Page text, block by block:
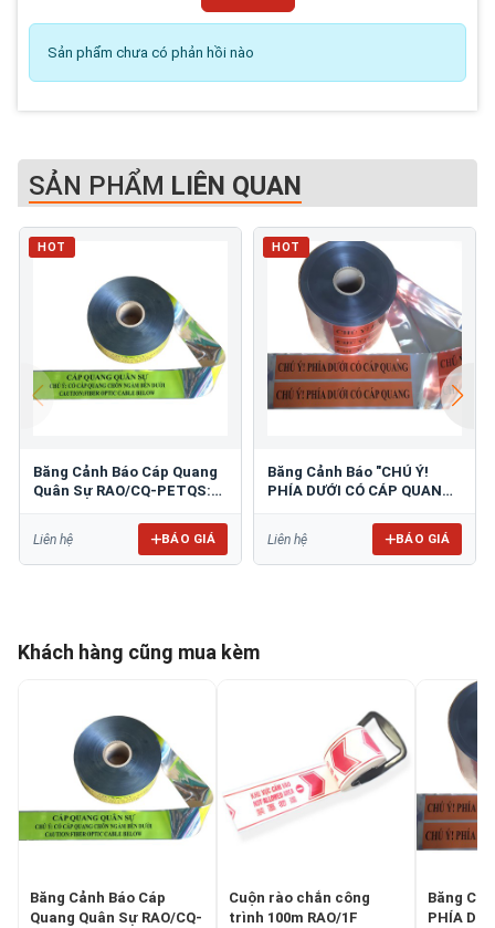
Sản phẩm chưa có phản hồi nào
SẢN PHẨM LIÊN QUAN
HOT
Băng Cảnh Báo Cáp Quang
Quân Sự RAO/CQ-PETQS:
Liên hệ BÁO GIÁ
HOT
Băng Cảnh Báo "CHÚ Ý!
PHÍA DƯỚI CÓ CÁP QUANG"
Liên hệ BÁO GIÁ
Khách hàng cũng mua kèm
Băng Cảnh Báo Cáp
Quang Quân Sự RAO/CQ-
Cuộn rào chắn công
trình 100m RAO/1F
Băng
PHÍA